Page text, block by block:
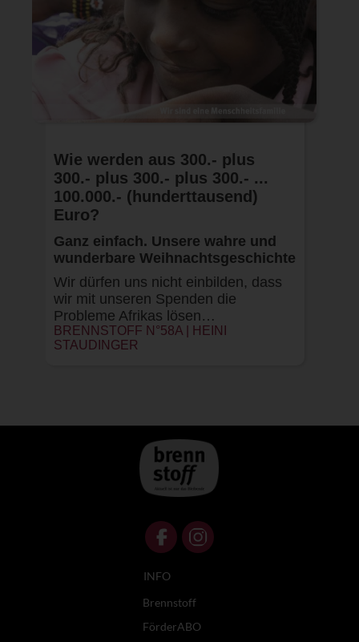
Wie werden aus 300.- plus
300.- plus 300.- plus 300.- ...
100.000.- (hunderttausend)
Euro?
Ganz einfach. Unsere wahre und
wunderbare Weihnachtsgeschichte
Wir dürfen uns nicht einbilden, dass
wir mit unseren Spenden die
Probleme Afrikas lösen…
BRENNSTOFF N°58A |
HEINI
STAUDINGER
INFO
Brennstoff
FörderABO